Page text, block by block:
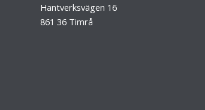
Hantverksvägen 16
861 36 Timrå